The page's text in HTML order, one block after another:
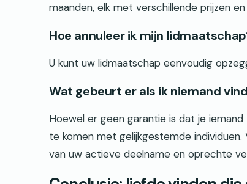
maanden, elk met verschillende prijzen
Hoe annuleer ik mijn
U kunt uw lidmaatschap eenvoudig
Wat gebeurt er als ik niemand
Hoewel er geen garantie is dat je
te komen met gelijkgestemde
van uw actieve deelname en oprechte